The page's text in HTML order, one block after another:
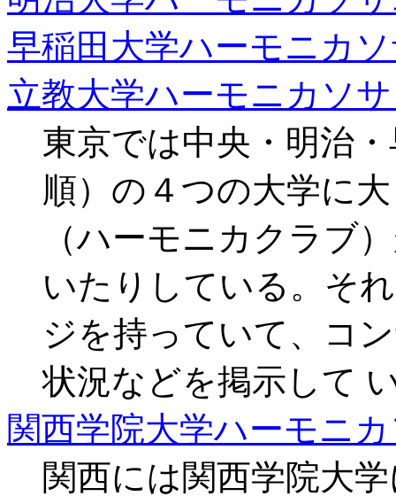
早稲田大学ハーモニカ
立教大学ハーモニカソ
東京では中央・明治
順）の４つの大学に
（ハーモニカクラブ
いたりしている。そ
ジを持っていて、コ
状況などを掲示して
関西学院大学ハーモニ
関西には関西学院大